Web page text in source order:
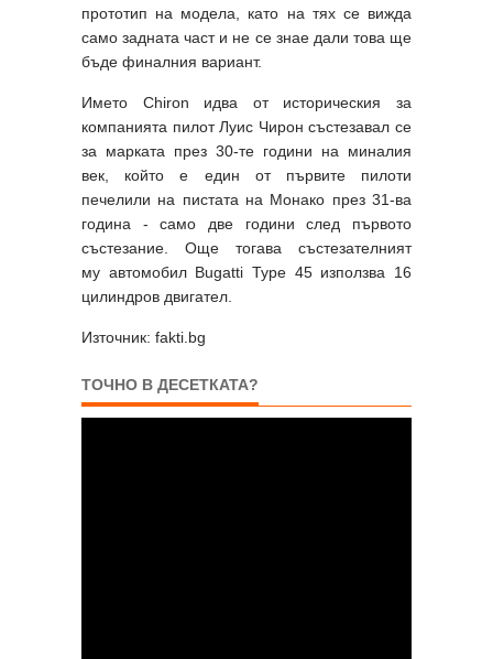
прототип на модела, като на тях се вижда
само задната част и не се знае дали това ще
бъде финалния вариант.
Името Chiron идва от историческия за
компанията пилот Луис Чирон състезавал се
за марката през 30-те години на миналия
век, който е един от първите пилоти
печелили на пистата на Монако през 31-ва
година - само две години след първото
състезание. Още тогава състезателният
му автомобил Bugatti Type 45 използва 16
цилиндров двигател.
Източник: fakti.bg
ТОЧНО В ДЕСЕТКАТА?